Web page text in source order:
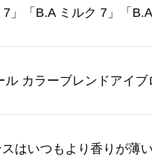
7」「B.A ミルク 7」「
ル カラーブレンドアイ
はいつもより香りが薄い